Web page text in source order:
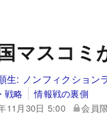
マスコミ
生: ノンフィクション
戦略
情報戦の裏側
11月30日 5:00
会員